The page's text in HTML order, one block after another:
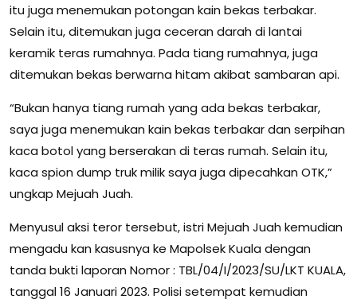
itu juga menemukan potongan kain bekas terbakar.
Selain itu, ditemukan juga ceceran darah di lantai
keramik teras rumahnya. Pada tiang rumahnya, juga
ditemukan bekas berwarna hitam akibat sambaran api.
“Bukan hanya tiang rumah yang ada bekas terbakar,
saya juga menemukan kain bekas terbakar dan serpihan
kaca botol yang berserakan di teras rumah. Selain itu,
kaca spion dump truk milik saya juga dipecahkan OTK,”
ungkap Mejuah Juah.
Menyusul aksi teror tersebut, istri Mejuah Juah kemudian
mengadu kan kasusnya ke Mapolsek Kuala dengan
tanda bukti laporan Nomor : TBL/04/I/2023/SU/LKT KUALA,
tanggal 16 Januari 2023. Polisi setempat kemudian